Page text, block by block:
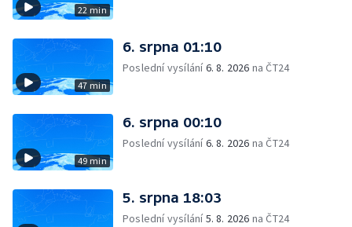
22 min
47 min
6. srpna 01:10
Poslední vysílání6. 8. 2026 na ČT24
49 min
6. srpna 00:10
Poslední vysílání6. 8. 2026 na ČT24
5. srpna 18:03
Poslední vysílání5. 8. 2026 na ČT24